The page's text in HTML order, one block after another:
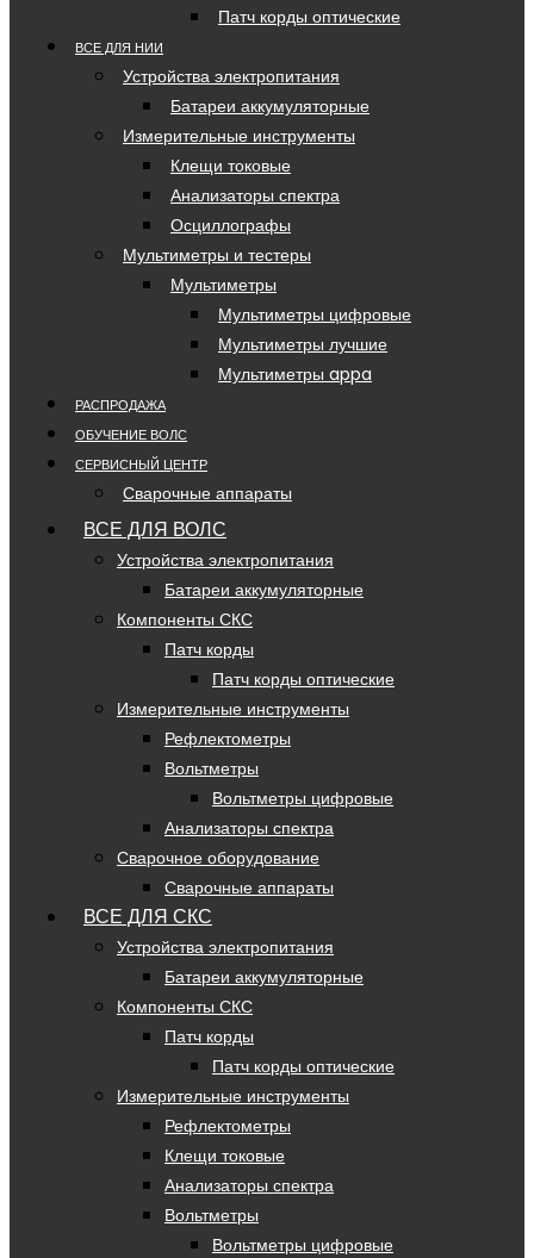
Патч корды оптические
ВСЕ ДЛЯ НИИ
Устройства электропитания
Батареи аккумуляторные
Измерительные инструменты
Клещи токовые
Анализаторы спектра
Осциллографы
Мультиметры и тестеры
Мультиметры
Мультиметры цифровые
Мультиметры лучшие
Мультиметры appa
РАСПРОДАЖА
ОБУЧЕНИЕ ВОЛС
СЕРВИСНЫЙ ЦЕНТР
Сварочные аппараты
ВСЕ ДЛЯ ВОЛС
Устройства электропитания
Батареи аккумуляторные
Компоненты СКС
Патч корды
Патч корды оптические
Измерительные инструменты
Рефлектометры
Вольтметры
Вольтметры цифровые
Анализаторы спектра
Сварочное оборудование
Сварочные аппараты
ВСЕ ДЛЯ СКС
Устройства электропитания
Батареи аккумуляторные
Компоненты СКС
Патч корды
Патч корды оптические
Измерительные инструменты
Рефлектометры
Клещи токовые
Анализаторы спектра
Вольтметры
Вольтметры цифровые